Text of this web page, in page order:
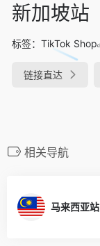
新加坡站
标签： TikTok Shop
链接直达
相关导航
马来西亚站